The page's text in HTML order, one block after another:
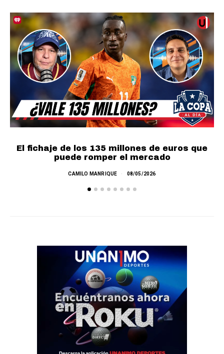
El fichaje de los 135 millones de euros que
puede romper el mercado
CAMILO MANRIQUE 08/05/2026